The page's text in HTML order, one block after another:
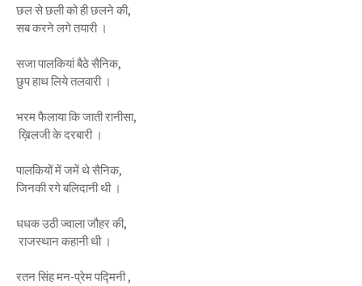
छल से छली को ही छलने की,
सब करने लगे तयारी ।
सजा पालकियां बैठे सैनिक,
छुप हाथ लिये तलवारी ।
भरम फैलाया कि जाती रानीसा,
ख़िलजी के दरबारी ।
पालकियों में जमें थे सैनिक,
जिनकी रगे बलिदानी थी ।
धधक उठी ज्वाला जौहर की,
राजस्थान कहानी थी ।
रतन सिंह मन-प्रेम पद्मिनी ,